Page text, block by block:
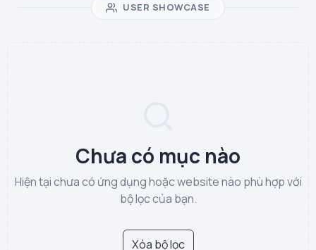
USER SHOWCASE
Chưa có mục nào
Hiện tại chưa có ứng dụng hoặc website nào phù hợp với
bộ lọc của bạn.
Xóa bộ lọc